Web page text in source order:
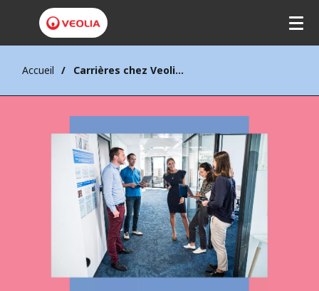
Accueil Carrières chez Veolia Water Technologies